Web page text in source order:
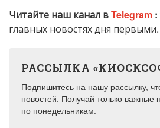
Читайте наш канал вTelegram :
главных новостях дня первыми.
РАССЫЛКА
Подпишитесь на нашу рассылку,
новостей. Получай только важные
по понедельникам.